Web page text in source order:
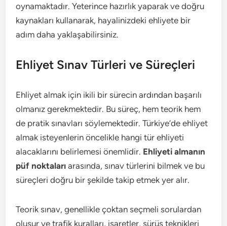
oynamaktadır. Yeterince hazırlık yaparak ve doğru
kaynakları kullanarak, hayalinizdeki ehliyete bir
adım daha yaklaşabilirsiniz.
Ehliyet Sınav Türleri ve Süreçleri
Ehliyet almak için ikili bir sürecin ardından başarılı
olmanız gerekmektedir. Bu süreç, hem teorik hem
de pratik sınavları söylemektedir. Türkiye’de ehliyet
almak isteyenlerin öncelikle hangi tür ehliyeti
alacaklarını belirlemesi önemlidir. Ehliyeti almanın
püf noktaları arasında, sınav türlerini bilmek ve bu
süreçleri doğru bir şekilde takip etmek yer alır.
Teorik sınav, genellikle çoktan seçmeli sorulardan
oluşur ve trafik kuralları, işaretler, sürüş teknikleri